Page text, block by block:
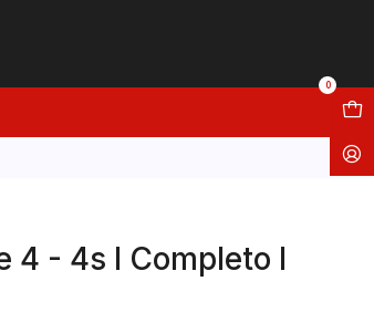
0
4 - 4s I Completo I